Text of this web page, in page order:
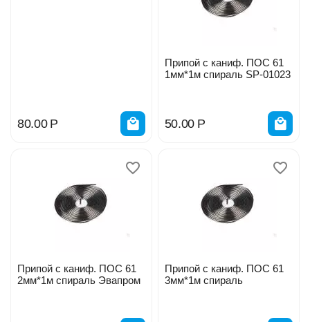
80.00 Р
Припой с каниф. ПОС 61
1мм*1м спираль SP-01023
50.00 Р
Припой с каниф. ПОС 61
2мм*1м спираль Эвапром
Припой с каниф. ПОС 61
3мм*1м спираль